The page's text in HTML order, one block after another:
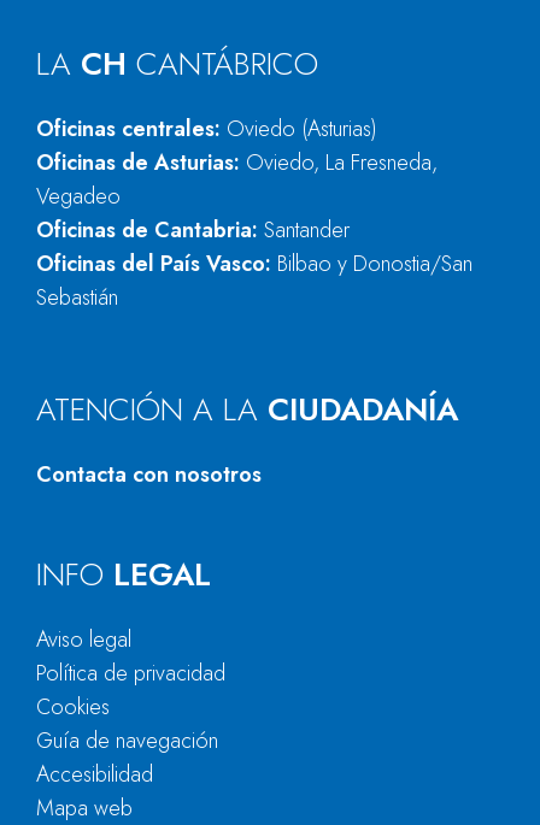
LA CH CANTÁBRICO
Oficinas centrales: Oviedo (Asturias)
Oficinas de Asturias: Oviedo, La Fresneda,
Vegadeo
Oficinas de Cantabria: Santander
Oficinas del País Vasco: Bilbao y Donostia/San
Sebastián
ATENCIÓN A LA CIUDADANÍA
Contacta con nosotros
INFO LEGAL
Aviso legal
Política de privacidad
Cookies
Guía de navegación
Accesibilidad
Mapa web